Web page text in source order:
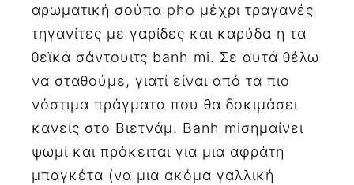
αρωματική σούπα pho μέχρι τραγανές
τηγανίτες με γαρίδες και καρύδα ή τα
θεϊκά σάντουιτς banh mi. Σε αυτά θέλω
να σταθούμε, γιατί είναι από τα πιο
νόστιμα πράγματα που θα δοκιμάσει
κανείς στο Βιετνάμ. Banh miσημαίνει
ψωμί και πρόκειται για μια αφράτη
μπαγκέτα (να μια ακόμα γαλλική